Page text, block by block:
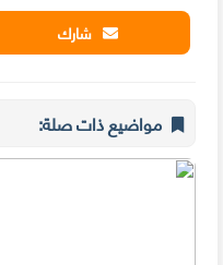
شارك
مواضيع ذات صلة: